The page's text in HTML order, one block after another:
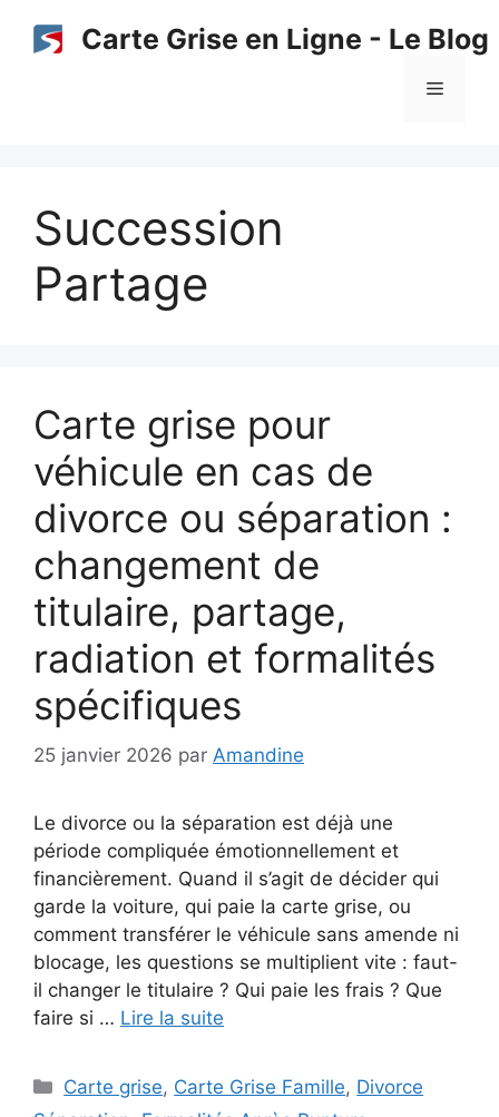
Carte Grise en Ligne - Le Blog
Menu
Succession
Partage
Carte grise pour
véhicule en cas de
divorce ou séparation :
changement de
titulaire, partage,
radiation et formalités
spécifiques
25 janvier 2026 par Amandine
Le divorce ou la séparation est déjà une
période compliquée émotionnellement et
financièrement. Quand il s’agit de décider qui
garde la voiture, qui paie la carte grise, ou
comment transférer le véhicule sans amende ni
blocage, les questions se multiplient vite : faut-
il changer le titulaire ? Qui paie les frais ? Que
faire si … Lire la suite
Catégories
Carte grise, Carte Grise Famille, Divorce